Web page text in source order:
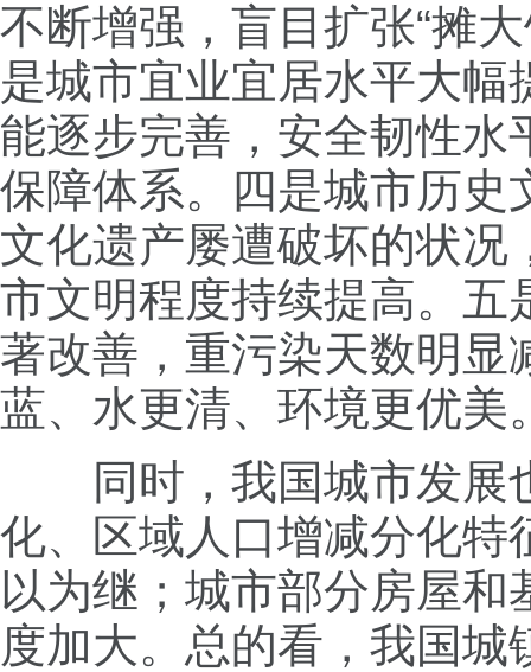
不断增强，盲目扩张“摊
是城市宜业宜居水平大
能逐步完善，安全韧性水
保障体系。四是城市历史
文化遗产屡遭破坏的状况
市文明程度持续提高。五
著改善，重污染天数明显
蓝、水更清、环境更优美
同时，我国城市发展
化、区域人口增减分化特
以为继；城市部分房屋
度加大。总的看，我国